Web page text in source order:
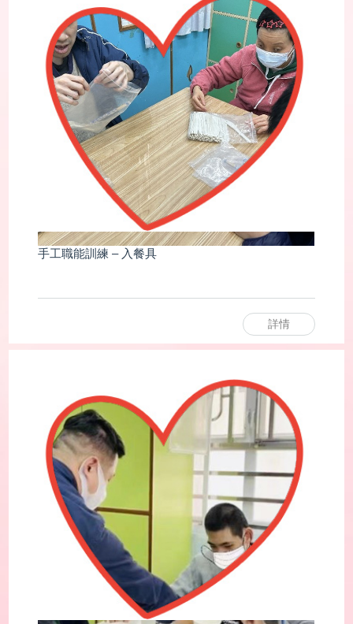
啟康中心「親親郊遊樂」(親子活動)
詳情